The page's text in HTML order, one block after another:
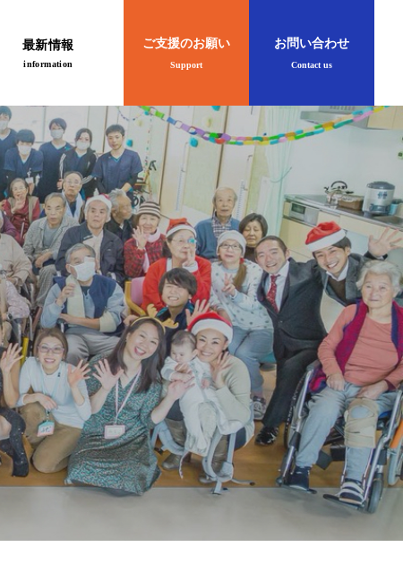
最新情報
information
ご支援のお願い
Support
お問い合わせ
Contact us